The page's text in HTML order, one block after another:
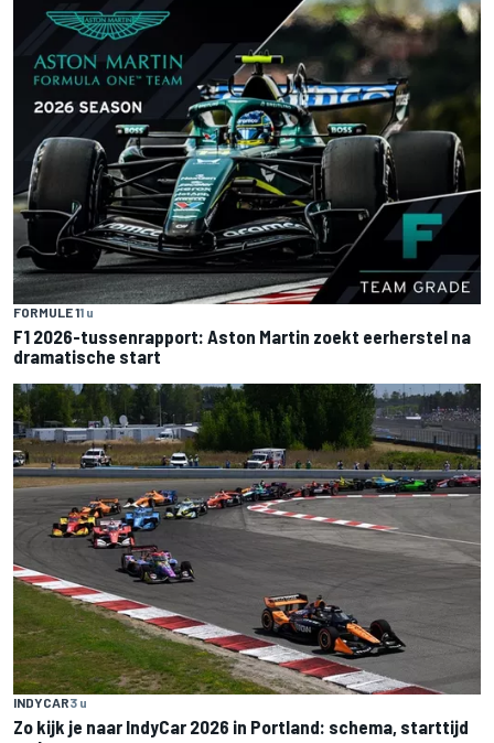
FORMULE 11 u
F1 2026-tussenrapport: Aston Martin zoekt eerherstel na
dramatische start
INDYCAR3 u
Zo kijk je naar IndyCar 2026 in Portland: schema, starttijd